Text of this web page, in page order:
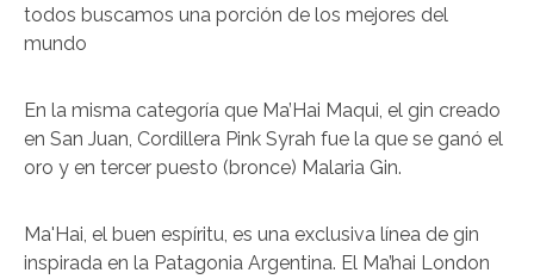
todos buscamos una porción de los mejores del
mundo
En la misma categoría que Ma’Hai Maqui, el gin creado
en San Juan, Cordillera Pink Syrah fue la que se ganó el
oro y en tercer puesto (bronce) Malaria Gin.
Ma'Hai, el buen espíritu, es una exclusiva línea de gin
inspirada en la Patagonia Argentina. El Ma’hai London